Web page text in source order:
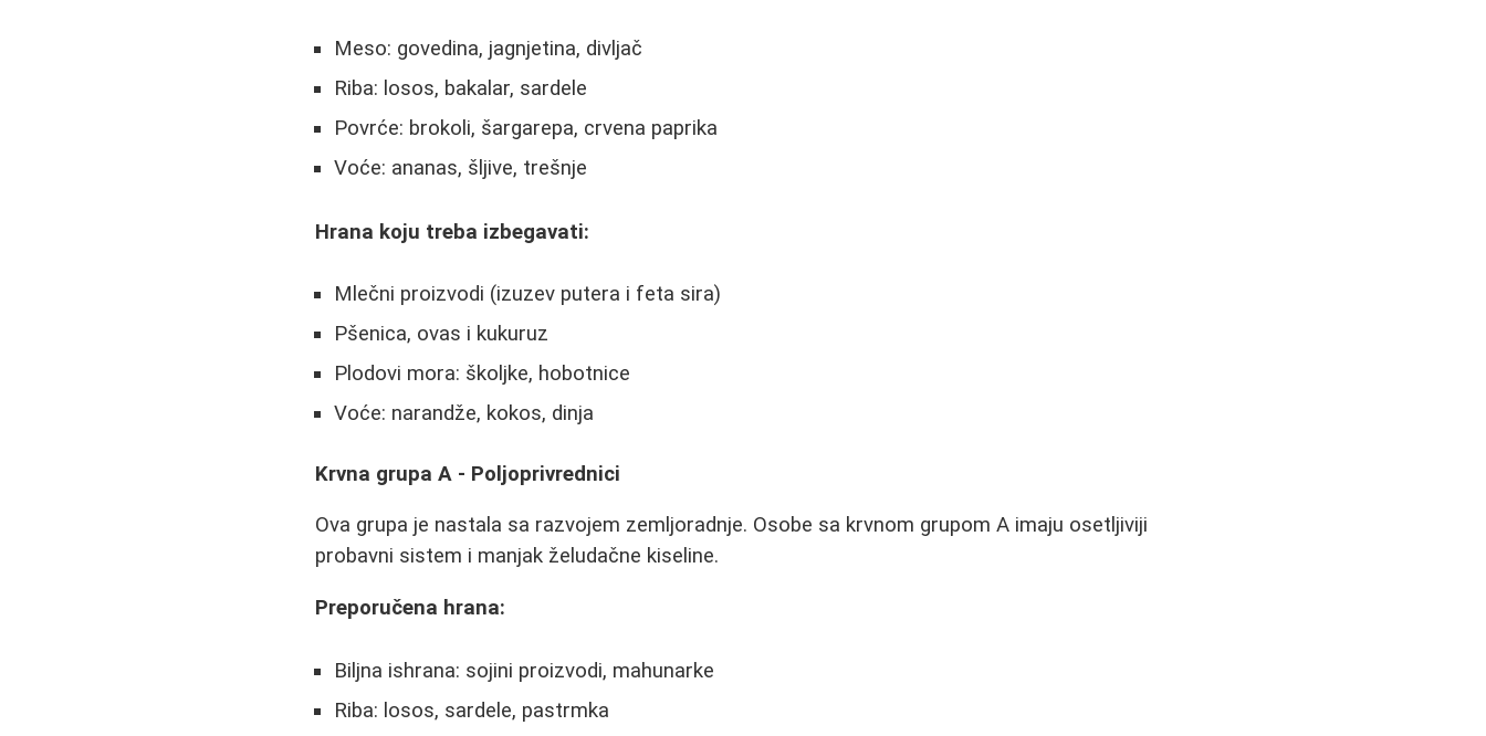
Meso: govedina, jagnjetina, divljač
Riba: losos, bakalar, sardele
Povrće: brokoli, šargarepa, crvena paprika
Voće: ananas, šljive, trešnje
Hrana koju treba izbegavati:
Mlečni proizvodi (izuzev putera i feta sira)
Pšenica, ovas i kukuruz
Plodovi mora: školjke, hobotnice
Voće: narandže, kokos, dinja
Krvna grupa A - Poljoprivrednici
Ova grupa je nastala sa razvojem zemljoradnje. Osobe sa krvnom grupom A imaju osetljiviji
probavni sistem i manjak želudačne kiseline.
Preporučena hrana:
Biljna ishrana: sojini proizvodi, mahunarke
Riba: losos, sardele, pastrmka